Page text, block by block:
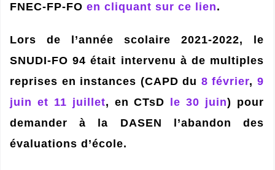
FNEC-FP-FO en cliquant sur ce lien.
Lors de l’année scolaire 2021-2022, le
SNUDI-FO 94 était intervenu à de multiples
reprises en instances (CAPD du 8 février,9
juin et 11 juillet, en CTsD le 30 juin) pour
demander à la DASEN l’abandon des
évaluations d’école.